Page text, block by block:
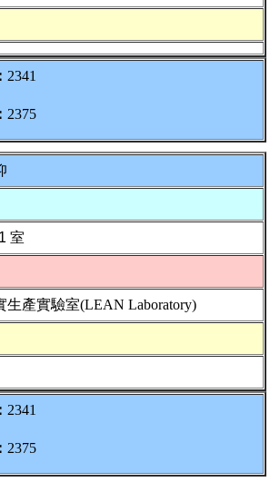
2341
2375
室
生產實驗室(LEAN Laboratory)
2341
2375